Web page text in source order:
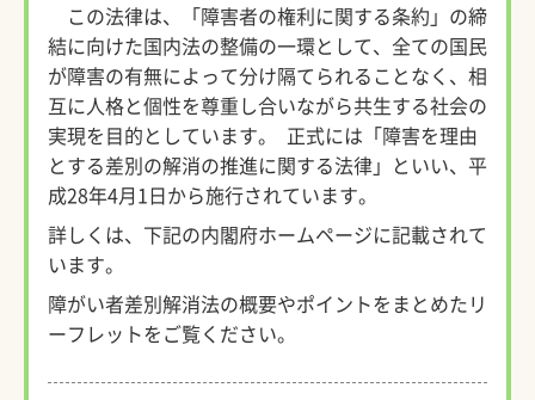
この法律は、「障害者の権利に関する条約」の締
結に向けた国内法の整備の一環として、全ての国民
が障害の有無によって分け隔てられることなく、相
互に人格と個性を尊重し合いながら共生する社会の
実現を目的としています。 正式には「障害を理由
とする差別の解消の推進に関する法律」といい、平
成28年4月1日から施行されています。
詳しくは、下記の内閣府ホームページに記載されて
います。
障がい者差別解消法の概要やポイントをまとめたリ
ーフレットをご覧ください。